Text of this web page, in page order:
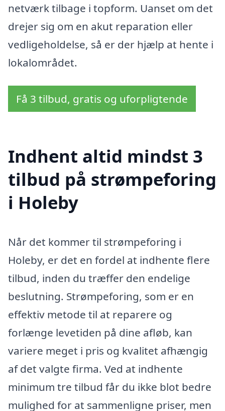
netværk tilbage i topform. Uanset om det
drejer sig om en akut reparation eller
vedligeholdelse, så er der hjælp at hente i
lokalområdet.
Få 3 tilbud, gratis og uforpligtende
Indhent altid mindst 3
tilbud på strømpeforing
i Holeby
Når det kommer til strømpeforing i
Holeby, er det en fordel at indhente flere
tilbud, inden du træffer den endelige
beslutning. Strømpeforing, som er en
effektiv metode til at reparere og
forlænge levetiden på dine afløb, kan
variere meget i pris og kvalitet afhængig
af det valgte firma. Ved at indhente
minimum tre tilbud får du ikke blot bedre
mulighed for at sammenligne priser, men